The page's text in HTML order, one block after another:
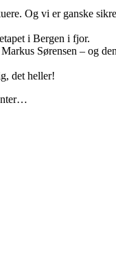
Og vi er ganske
i Bergen i fjor.
Sørensen – og
det heller!